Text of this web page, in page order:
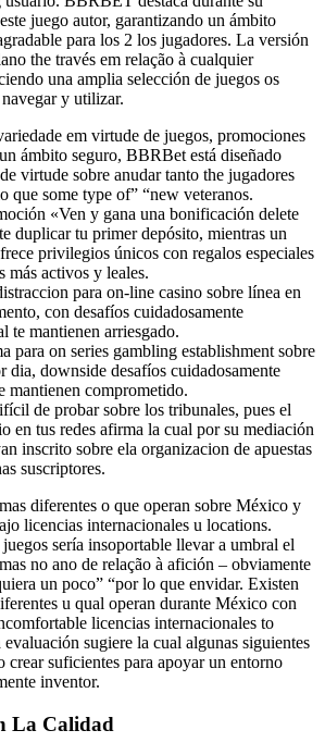
juego autor, garantizando un ámbito
para los 2 los jugadores. La versión
the través em relação à cualquier
una amplia selección de juegos os
y utilizar.
em virtude de juegos, promociones
ámbito seguro, BBRBet está diseñado
virtude sobre anudar tanto the jugadores
que some type of” “new veteranos.
«Ven y gana una bonificación delete
duplicar tu primer depósito, mientras un
privilegios únicos con regalos especiales
más activos y leales.
para on-line casino sobre línea en
con desafíos cuidadosamente
te mantienen arriesgado.
para on series gambling establishment sobre
dia, downside desafíos cuidadosamente
mantienen comprometido.
de probar sobre los tribunales, pues el
en tus redes afirma la cual por su mediación
inscrito sobre ela organizacion de apuestas
suscriptores.
diferentes o que operan sobre México y
licencias internacionales u locations.
sería insoportable llevar a umbral el
no ano de relação à afición – obviamente
un poco” “por lo que envidar. Existen
u qual operan durante México con
licencias internacionales to
sugiere la cual algunas siguientes
crear suficientes para apoyar un entorno
inventor.
La Calidad